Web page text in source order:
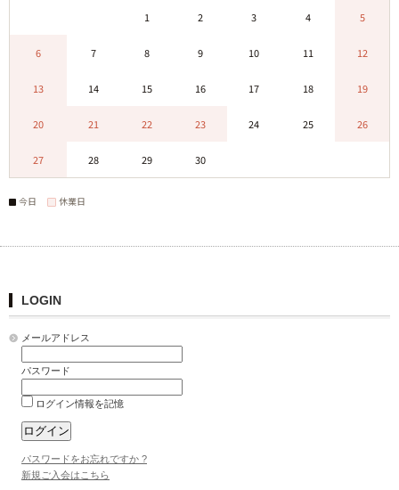
1 2 3 4 5
6 7 8 9 10 11 12
13 14 15 16 17 18 19
20 21 22 23 24 25 26
27 28 29 30
今日 休業日
LOGIN
メールアドレス
パスワード
ログイン情報を記憶
パスワードをお忘れですか ?
新規ご入会はこちら